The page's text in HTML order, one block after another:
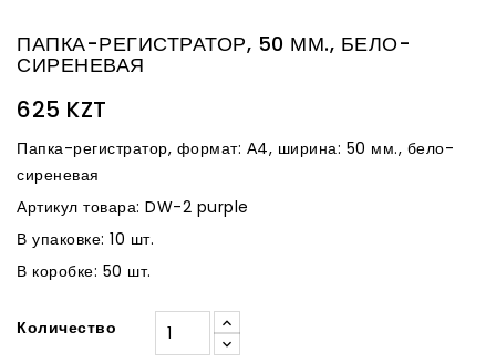
ПАПКА-РЕГИСТРАТОР, 50 ММ., БЕЛО-
СИРЕНЕВАЯ
625 KZT
Папка-регистратор, формат: А4, ширина: 50 мм., бело-
сиреневая
Артикул товара: DW-2 purple
В упаковке: 10 шт.
В коробке: 50 шт.
Количество